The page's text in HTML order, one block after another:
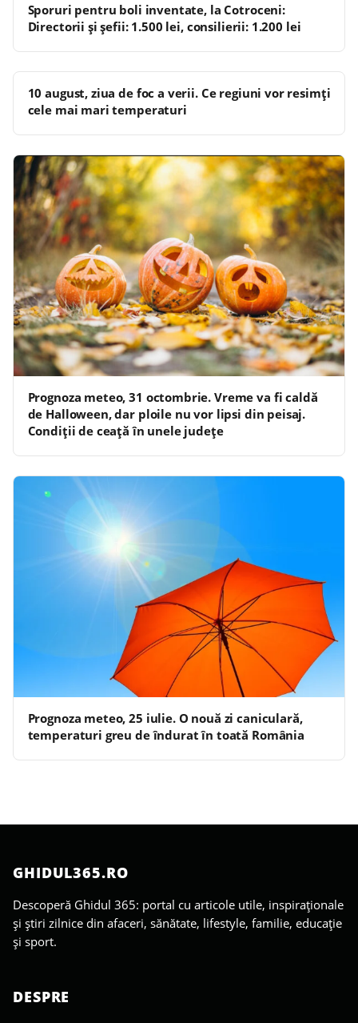
Sporuri pentru boli inventate, la Cotroceni:
Directorii și șefii: 1.500 lei, consilierii: 1.200 lei
10 august, ziua de foc a verii. Ce regiuni vor resimți
cele mai mari temperaturi
Prognoza meteo, 31 octombrie. Vreme va fi caldă
de Halloween, dar ploile nu vor lipsi din peisaj.
Condiții de ceață în unele județe
Prognoza meteo, 25 iulie. O nouă zi caniculară,
temperaturi greu de îndurat în toată România
GHIDUL365.RO
Descoperă Ghidul 365: portal cu articole utile, inspiraționale
și știri zilnice din afaceri, sănătate, lifestyle, familie, educație
și sport.
DESPRE